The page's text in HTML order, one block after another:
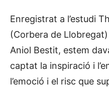
Enregistrat a l’estudi
(Corbera de
Aniol Bestit, estem
captat la inspiració i
l’emoció i el risc que